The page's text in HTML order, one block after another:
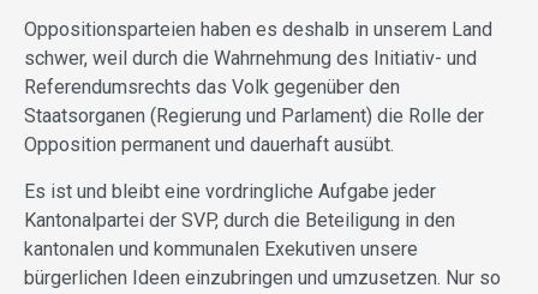
Oppositionsparteien haben es deshalb in unserem Land
schwer, weil durch die Wahrnehmung des Initiativ- und
Referendumsrechts das Volk gegenüber den
Staatsorganen (Regierung und Parlament) die Rolle der
Opposition permanent und dauerhaft ausübt.
Es ist und bleibt eine vordringliche Aufgabe jeder
Kantonalpartei der SVP, durch die Beteiligung in den
kantonalen und kommunalen Exekutiven unsere
bürgerlichen Ideen einzubringen und umzusetzen. Nur so